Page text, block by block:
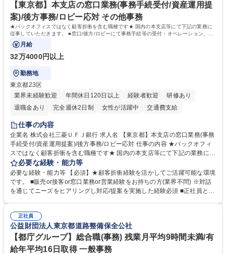
「未来の日常」の創造に向けて持続可能な社会の実現に貢献してまいりま
す。 学歴・資格 学歴：大学院 大学 語学力： 資格：
【東京都】本支店の窓口業務(事務手続受付/資産運用提
案)/後方事務/ロビー応対 その他事務
★バックオフィスではなく顧客折衝を含む職種です★ 国内の本支店等にて下記の業務に
従事していただきます。 ■窓口/後方/ロビーにて事務手続等の受付・オペレーション、お
客様対応
月給
32万4000円以上
勤務地
東京都23区
業界未経験歓迎
年間休日120日以上 経験者歓迎
研修あり
退職金あり
完全週休2日制 女性が活躍中
交通費支給
土日祝休み
仕事の内容
企業名 株式会社三菱ＵＦＪ銀行 求人名 【東京都】本支店の窓口業務(事務
手続受付/資産運用提案)/後方事務/ロビー応対 仕事の内容 ★バックオフィ
スではなく顧客折衝を含む職種です★ 国内の本支店等にて下記の業務に従
事していただきます。 ■窓口/後方/ロビーにて事務手続等の受付・オペレ
ーション、お客様対応 ■窓口にて、ご来店された個人のお客様に対して金
融商品のご提案 ■効率的な事務運用の検討・構築等 ≪業務紹介：ご応募前
に必ずご覧ください≫ ※記事 https://www.mysite.bk.mufg.jp/career/circle/
必要な経験・能力等
必要な経験・能力等 【必須】★顧客折衝経験を活かしてご活躍可能な環境
です。 ■販売or接客or窓口業務or営業経験をお持ちの方(業界不問) ※対話
を通じてニーズをヒアリングし対応/提案を実施した経験必須 ■正社員とし
るので安心して入行いただけます。 幅広いキャリアの選択肢があり、公募
や社内副業等を活用し、 一人ひとりが挑戦できるカルチャーが浸透してい
ます。 学歴・資格 学歴：大学院 大学 高専 短大 専修学校 高校 語学力：
資格：
正社員
公益財団法人東京都道路整備保全公社
【都庁グループ】総合職(事務) 残業月平均9時間未満/有
給年平均16日取得 一般事務